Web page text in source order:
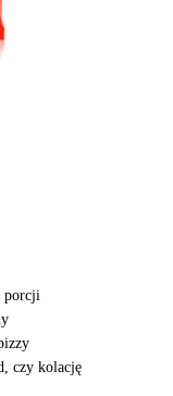
porcji
czy kolację